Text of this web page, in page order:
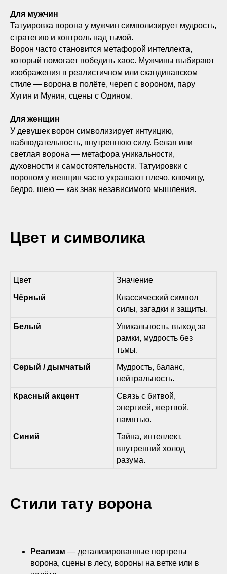
Для мужчин
Татуировка ворона у мужчин символизирует мудрость,
стратегию и контроль над тьмой.
Ворон часто становится метафорой интеллекта,
который помогает победить хаос. Мужчины выбирают
изображения в реалистичном или скандинавском
стиле — ворона в полёте, череп с вороном, пару
Хугин и Мунин, сцены с Одином.
Для женщин
У девушек ворон символизирует интуицию,
наблюдательность, внутреннюю силу. Белая или
светлая ворона — метафора уникальности,
духовности и самостоятельности. Татуировки с
вороном у женщин часто украшают плечо, ключицу,
бедро, шею — как знак независимого мышления.
Цвет и символика
Цвет
Значение
Чёрный
Классический символ
силы, загадки и защиты.
Белый
Уникальность, выход за
рамки, мудрость без
тьмы.
Серый / дымчатый
Мудрость, баланс,
нейтральность.
Красный акцент
Связь с битвой,
энергией, жертвой,
памятью.
Синий
Тайна, интеллект,
внутренний холод
разума.
Стили тату ворона
Реализм — детализированные портреты
ворона, сцены в лесу, вороны на ветке или в